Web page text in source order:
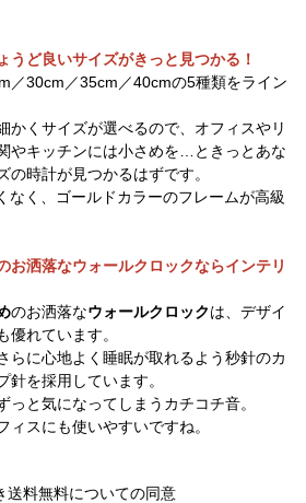
うど良いサイズがきっと見つかる！
／30cm／35cm／40cmの5種類をライン
かくサイズが選べるので、オフィスやリ
やキッチンには小さめを…ときっとあな
の時計が見つかるはずです。
なく、ゴールドカラーのフレームが高級
お洒落なウォールクロックならインテリ
のお洒落なウォールクロックは、デザイ
優れています。
らに心地よく睡眠が取れるよう秒針のカ
針を採用しています。
っと気になってしまうカチコチ音。
ィスにも使いやすいですね。
送料無料についての同意